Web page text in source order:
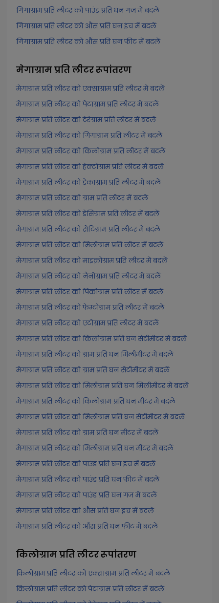
गिगाग्राम प्रति लीटर को पाउंड प्रति घन गज में बदलें
गिगाग्राम प्रति लीटर को औंस प्रति घन इंच में बदलें
गिगाग्राम प्रति लीटर को औंस प्रति घन फीट में बदलें
मेगाग्राम प्रति लीटररूपांतरण
मेगाग्राम प्रति लीटर को एक्साग्राम प्रति लीटर में बदलें
मेगाग्राम प्रति लीटर को पेटाग्राम प्रति लीटर में बदलें
मेगाग्राम प्रति लीटर को टेरेग्राम प्रति लीटर में बदलें
मेगाग्राम प्रति लीटर को गिगाग्राम प्रति लीटर में बदलें
मेगाग्राम प्रति लीटर को किलोग्राम प्रति लीटर में बदलें
मेगाग्राम प्रति लीटर को हेक्टोग्राम प्रति लीटर में बदलें
मेगाग्राम प्रति लीटर को डेकाग्राम प्रति लीटर में बदलें
मेगाग्राम प्रति लीटर को ग्राम प्रति लीटर में बदलें
मेगाग्राम प्रति लीटर को डेसिग्राम प्रति लीटर में बदलें
मेगाग्राम प्रति लीटर को सेंटिग्राम प्रति लीटर में बदलें
मेगाग्राम प्रति लीटर को मिलीग्राम प्रति लीटर में बदलें
मेगाग्राम प्रति लीटर को माइक्रोग्राम प्रति लीटर में बदलें
मेगाग्राम प्रति लीटर को नैनोग्राम प्रति लीटर में बदलें
मेगाग्राम प्रति लीटर को पिकोग्राम प्रति लीटर में बदलें
मेगाग्राम प्रति लीटर को फेम्टोग्राम प्रति लीटर में बदलें
मेगाग्राम प्रति लीटर को एटोग्राम प्रति लीटर में बदलें
मेगाग्राम प्रति लीटर को किलोग्राम प्रति घन सेंटीमीटर में बदलें
मेगाग्राम प्रति लीटर को ग्राम प्रति घन मिलीमीटर में बदलें
मेगाग्राम प्रति लीटर को ग्राम प्रति घन सेंटीमीटर में बदलें
मेगाग्राम प्रति लीटर को मिलीग्राम प्रति घन मिलीमीटर में बदलें
मेगाग्राम प्रति लीटर को किलोग्राम प्रति घन मीटर में बदलें
मेगाग्राम प्रति लीटर को मिलीग्राम प्रति घन सेंटीमीटर में बदलें
मेगाग्राम प्रति लीटर को ग्राम प्रति घन मीटर में बदलें
मेगाग्राम प्रति लीटर को मिलीग्राम प्रति घन मीटर में बदलें
मेगाग्राम प्रति लीटर को पाउंड प्रति घन इंच में बदलें
मेगाग्राम प्रति लीटर को पाउंड प्रति घन फीट में बदलें
मेगाग्राम प्रति लीटर को पाउंड प्रति घन गज में बदलें
मेगाग्राम प्रति लीटर को औंस प्रति घन इंच में बदलें
मेगाग्राम प्रति लीटर को औंस प्रति घन फीट में बदलें
किलोग्राम प्रति लीटररूपांतरण
किलोग्राम प्रति लीटर को एक्साग्राम प्रति लीटर में बदलें
किलोग्राम प्रति लीटर को पेटाग्राम प्रति लीटर में बदलें